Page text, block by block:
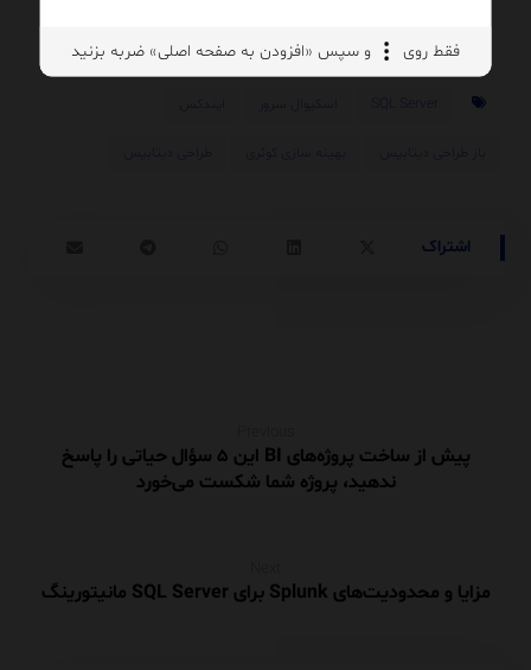
فقط روی و سپس «افزودن به صفحه اصلی» ضربه بزنیدمدیریت پایگاه‌داده (DBA)
پیش از ساخت پروژه‌های BI این ۵ سؤال حیاتی را پاسخ
ندهید، پروژه شما شکست می‌خورد
مزایا و محدودیت‌های Splunk برای SQL Server مانیتورینگ